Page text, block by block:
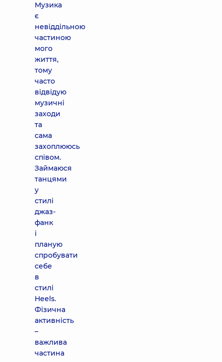
Музика
є
невіддільною
частиною
мого
життя,
тому
часто
відвідую
музичні
заходи
та
сама
захоплююсь
співом.
Займаюся
танцями
у
стилі
джаз-
фанк
і
планую
спробувати
себе
в
стилі
Heels.
Фізична
активність
–
важлива
частина